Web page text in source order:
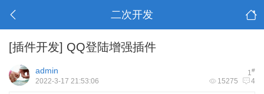
二次开发
[插件开发] QQ登陆增强插件
1#
admin
15275 4
2022-3-17 21:53:06